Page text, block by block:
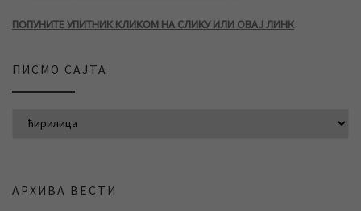
ПОПУНИТЕ УПИТНИК КЛИКОМ НА СЛИКУ ИЛИ ОВАЈ ЛИНК
ПИСМО САЈТА
АРХИВА ВЕСТИ